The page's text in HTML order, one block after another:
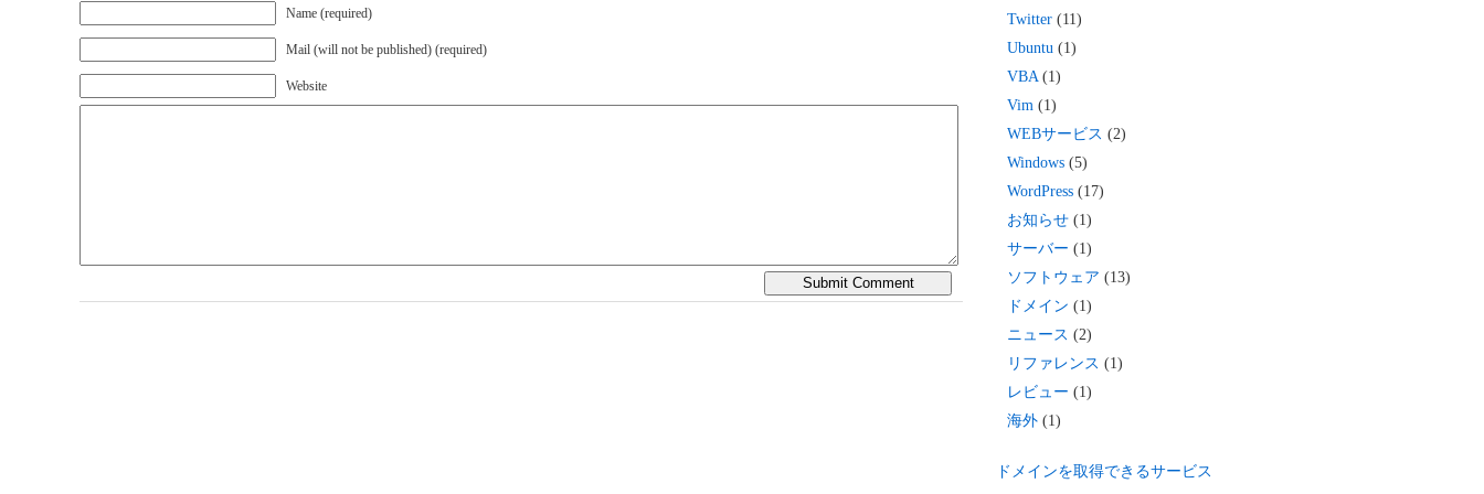
Name (required)
Mail (will not be published) (required)
Website
Twitter (11)
Ubuntu (1)
VBA(1)
Vim (1)
WEBサービス (2)
Windows (5)
WordPress (17)
お知らせ (1)
サーバー (1)
ソフトウェア (13)
ドメイン (1)
ニュース (2)
リファレンス (1)
レビュー (1)
海外 (1)
ドメインを取得できるサービス